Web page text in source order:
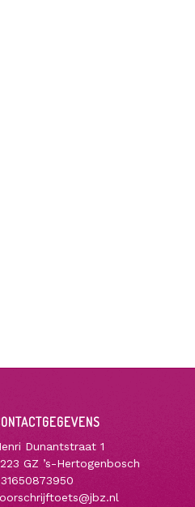
Dunantstraat 1
GZ ’s-Hertogenbosch